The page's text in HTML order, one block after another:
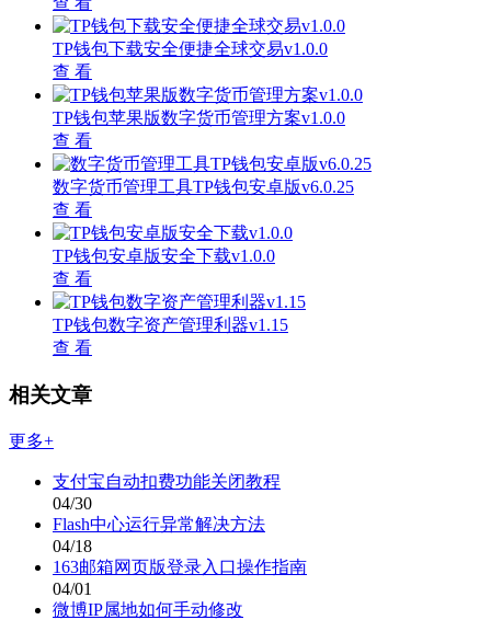
TP钱包下载安全便捷全球交易v1.0.0
查 看
TP钱包苹果版数字货币管理方案v1.0.0
查 看
数字货币管理工具TP钱包安卓版v6.0.25
查 看
TP钱包安卓版安全下载v1.0.0
查 看
TP钱包数字资产管理利器v1.15
查 看
相关文章
更多+
支付宝自动扣费功能关闭教程
04/30
Flash中心运行异常解决方法
04/18
163邮箱网页版登录入口操作指南
04/01
微博IP属地如何手动修改